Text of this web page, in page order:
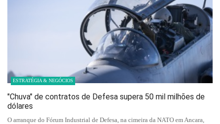
ESTRATÉGIA & NEGÓCIOS
"Chuva" de contratos de Defesa supera 50 mil milhões de
dólares
O arranque do Fórum Industrial de Defesa, na cimeira da NATO em Ancara,